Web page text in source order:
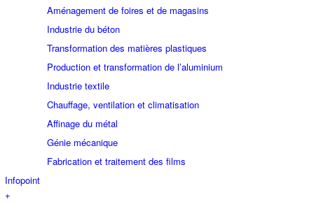
Aménagement de foires et de magasins
Industrie du béton
Transformation des matières plastiques
Production et transformation de l’aluminium
Industrie textile
Chauffage, ventilation et climatisation
Affinage du métal
Génie mécanique
Fabrication et traitement des films
Infopoint
+